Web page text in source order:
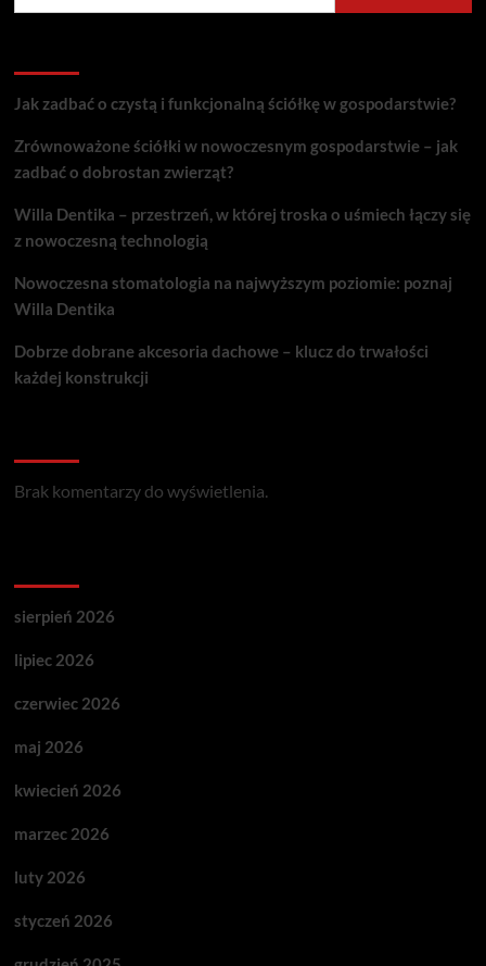
Jak zadbać o czystą i funkcjonalną ściółkę w gospodarstwie?
Zrównoważone ściółki w nowoczesnym gospodarstwie – jak
zadbać o dobrostan zwierząt?
Willa Dentika – przestrzeń, w której troska o uśmiech łączy się
z nowoczesną technologią
Nowoczesna stomatologia na najwyższym poziomie: poznaj
Willa Dentika
Dobrze dobrane akcesoria dachowe – klucz do trwałości
każdej konstrukcji
Brak komentarzy do wyświetlenia.
sierpień 2026
lipiec 2026
czerwiec 2026
maj 2026
kwiecień 2026
marzec 2026
luty 2026
styczeń 2026